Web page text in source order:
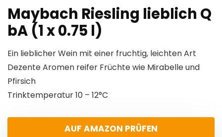
Maybach Riesling lieblich Q
bA (1 x 0.75 l)
Ein lieblicher Wein mit einer fruchtig, leichten Art
Dezente Aromen reifer Früchte wie Mirabelle und
Pfirsich
Trinktemperatur 10 – 12°C
AUF AMAZON PRÜFEN